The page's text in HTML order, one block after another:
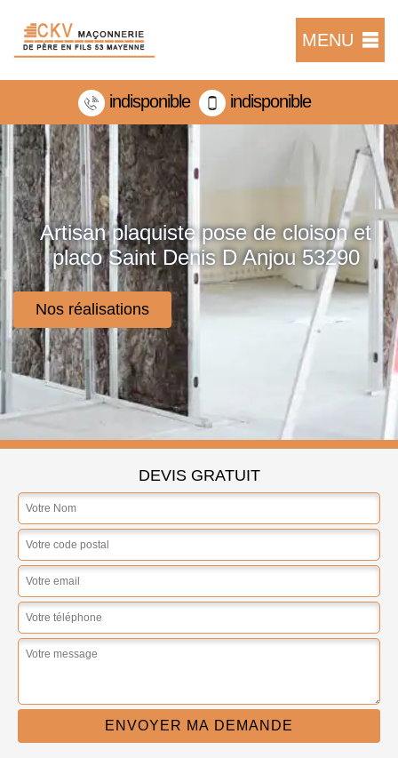
MENU
indisponible indisponible
Artisan plaquiste pose de cloison et
placo Saint Denis D Anjou 53290
Nos réalisations
DEVIS GRATUIT